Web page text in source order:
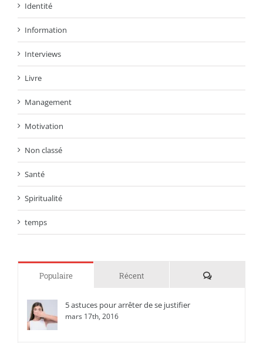
Identité
Information
Interviews
Livre
Management
Motivation
Non classé
Santé
Spiritualité
temps
Populaire Récent
5 astuces pour arrêter de se justifier
mars 17th, 2016